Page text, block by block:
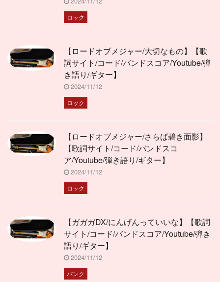
ロック
【ロードオブメジャー/大切なもの】【歌
詞サイト/コード/バンドスコア/Youtube/弾
き語り/ギター】
2024/11/12
ロック
【ロードオブメジャー/さらば碧き面影】
【歌詞サイト/コード/バンドスコ
ア/Youtube/弾き語り/ギター】
2024/11/12
ロック
【ガガガDX/にんげんっていいな】【歌詞
サイト/コード/バンドスコア/Youtube/弾き
語り/ギター】
2024/11/12
パンク